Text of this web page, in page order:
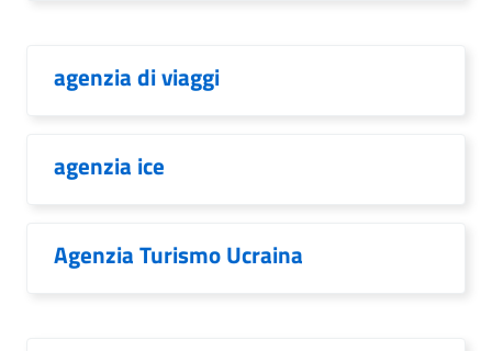
agenzia di viaggi
agenzia ice
Agenzia Turismo Ucraina